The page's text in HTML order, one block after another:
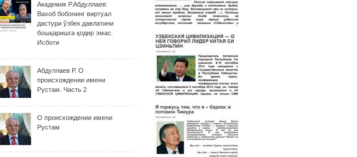
Академик Р.Абдуллаев:
Вахоб бобонинг виртуал
дастури ўзбек давлатини
бошқаришга қодир эмас.
Исботи
Абдуллаев Р. О
происхождении имени
Рустам. Часть 2
О происхождении имени
Рустам